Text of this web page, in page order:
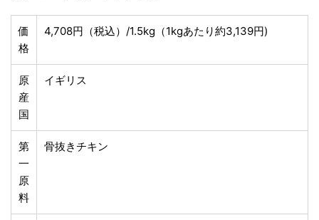
価
格
4,708円（税込）/1.5kg（1kgあたり約3,139円)
原
産
国
イギリス
第
一
原
料
骨抜きチキン